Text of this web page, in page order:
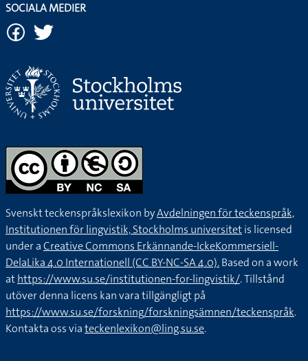
SOCIALA MEDIER
Svenskt teckenspråkslexikon byAvdelningen för teckenspråk,
Institutionen för lingvistik, Stockholms universitetis licensed
under aCreative Commons Erkännande-IckeKommersiell-
DelaLika 4.0 Internationell (CC BY-NC-SA 4.0).Based on a work
athttps://www.su.se/institutionen-for-lingvistik/. Tillstånd
utöver denna licens kan vara tillgängligt på
https://www.su.se/forskning/forskningsämnen/teckenspråk.
Kontakta oss viateckenlexikon@ling.su.se.